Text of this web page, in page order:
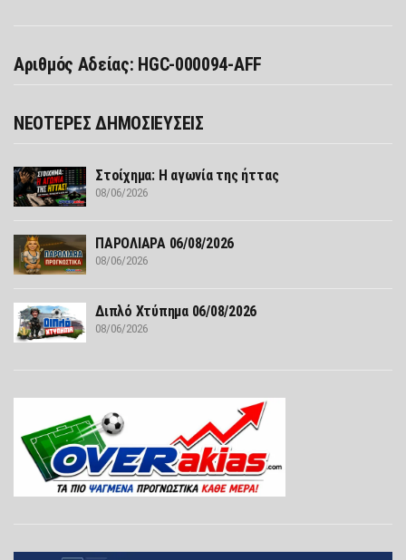
Αριθμός Αδείας: HGC-000094-AFF
ΝΕΟΤΕΡΕΣ ΔΗΜΟΣΙΕΥΣΕΙΣ
Στοίχημα: Η αγωνία της ήττας
08/06/2026
ΠΑΡΟΛΙΑΡΑ 06/08/2026
08/06/2026
Διπλό Χτύπημα 06/08/2026
08/06/2026